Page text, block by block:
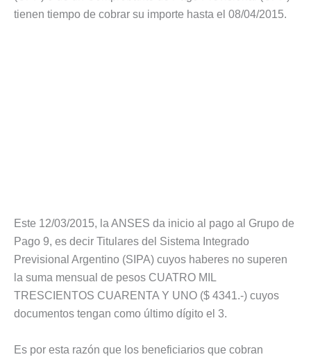
tienen tiempo de cobrar su importe hasta el 08/04/2015.
Este 12/03/2015, la ANSES da inicio al pago al Grupo de
Pago 9, es decir Titulares del Sistema Integrado
Previsional Argentino (SIPA) cuyos haberes no superen
la suma mensual de pesos CUATRO MIL
TRESCIENTOS CUARENTA Y UNO ($ 4341.-) cuyos
documentos tengan como último dígito el 3.
Es por esta razón que los beneficiarios que cobran